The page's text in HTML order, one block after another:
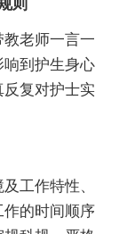
则
老师一言一
到护生身心
复对护士实
工作特性、
的时间顺序